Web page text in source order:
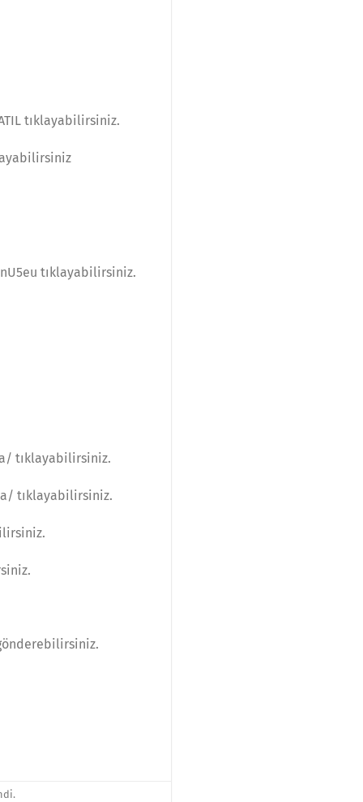
tıklayabilirsiniz.
tıklayabilirsiniz.
tıklayabilirsiniz.
tıklayabilirsiniz.